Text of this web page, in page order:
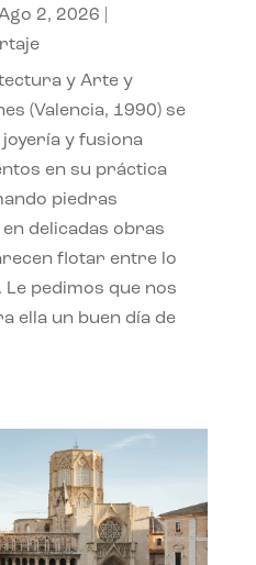
2, 2026
y Arte y
(Valencia, 1990) se
joyería y fusiona
en su práctica
piedras
delicadas obras
flotar entre lo
pedimos que nos
ella un buen día de